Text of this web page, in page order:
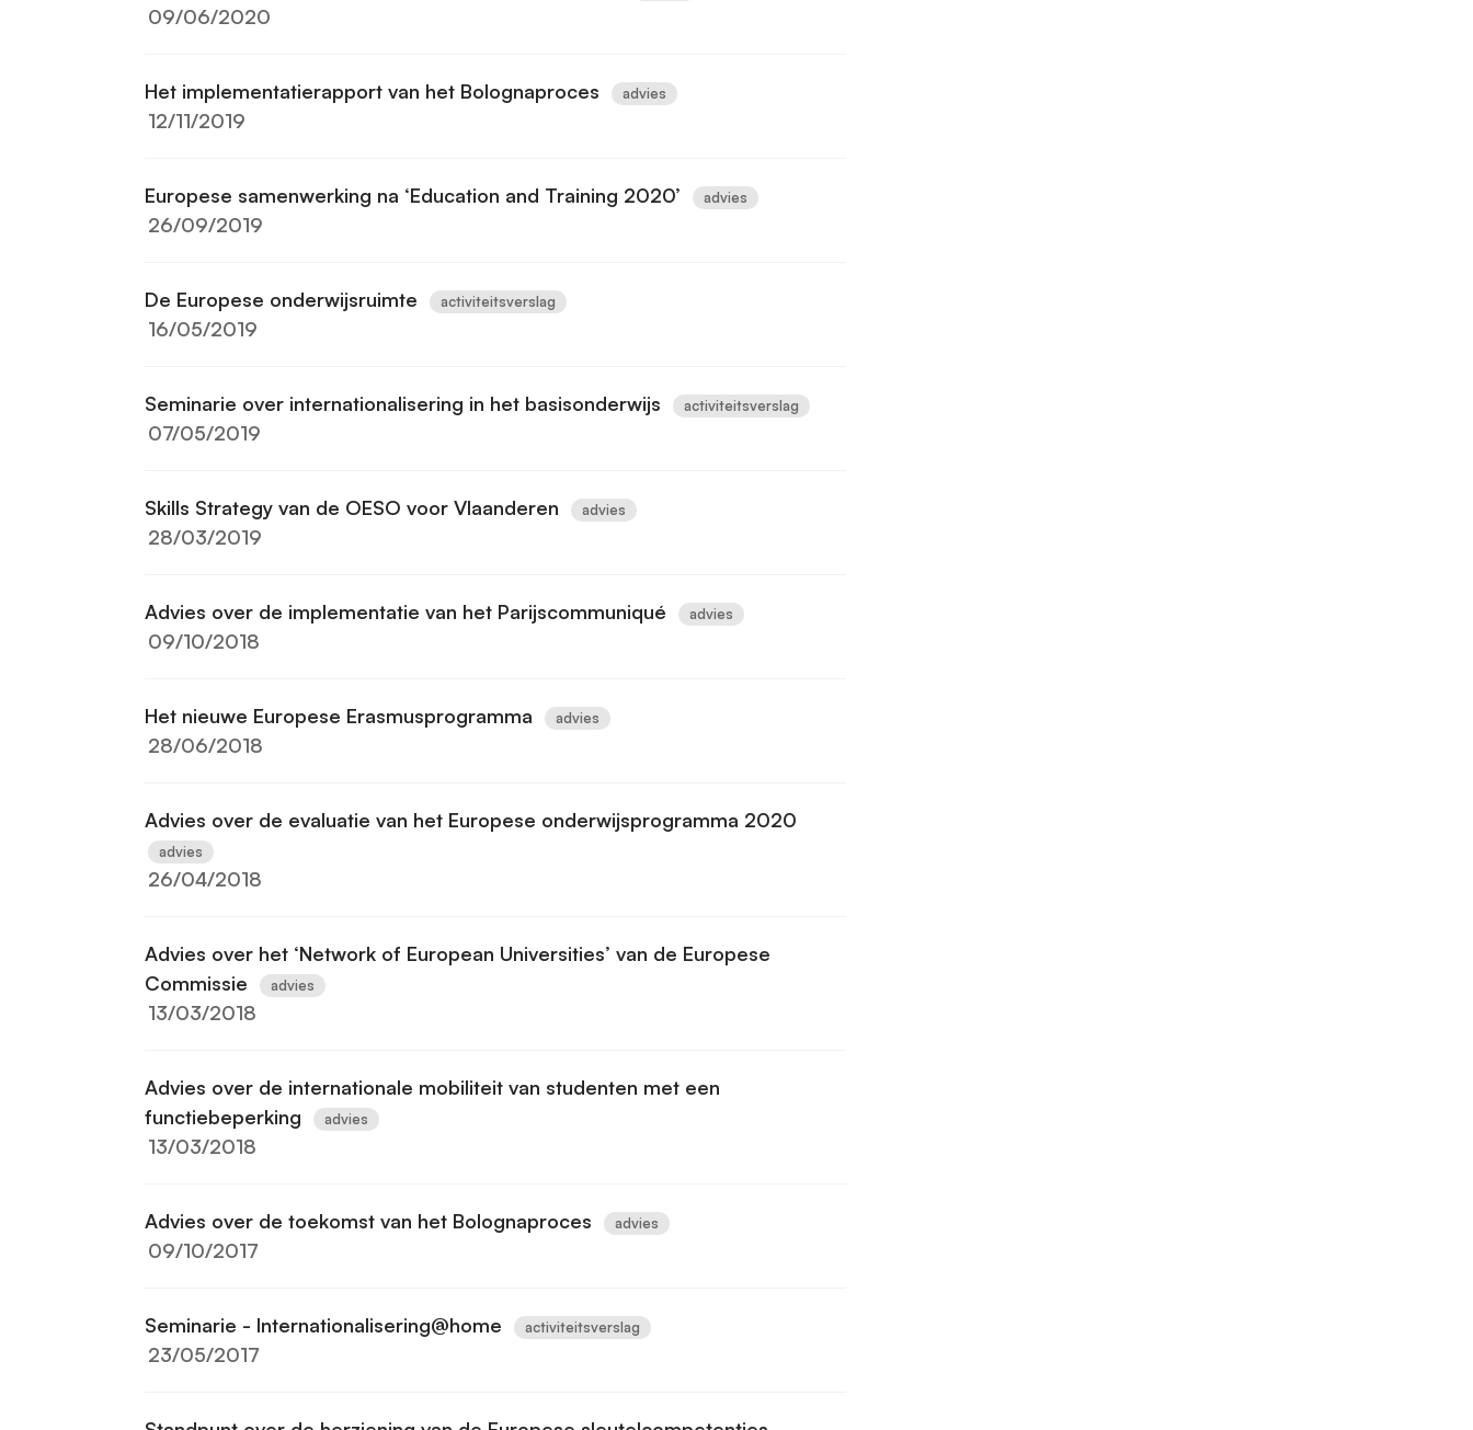
09/06/2020
Het implementatierapport van het Bolognaproces advies
12/11/2019
Europese samenwerking na ‘Education and Training 2020’ advies
26/09/2019
De Europese onderwijsruimte activiteitsverslag
16/05/2019
Seminarie over internationalisering in het basisonderwijs activiteitsverslag
07/05/2019
Skills Strategy van de OESO voor Vlaanderen advies
28/03/2019
Advies over de implementatie van het Parijscommuniqué advies
09/10/2018
Het nieuwe Europese Erasmusprogramma advies
28/06/2018
Advies over de evaluatie van het Europese onderwijsprogramma 2020
advies
26/04/2018
Advies over het ‘Network of European Universities’ van de Europese
Commissie
advies
13/03/2018
Advies over de internationale mobiliteit van studenten met een
functiebeperking
advies
13/03/2018
Advies over de toekomst van het Bolognaproces advies
09/10/2017
Seminarie - Internationalisering@home activiteitsverslag
23/05/2017